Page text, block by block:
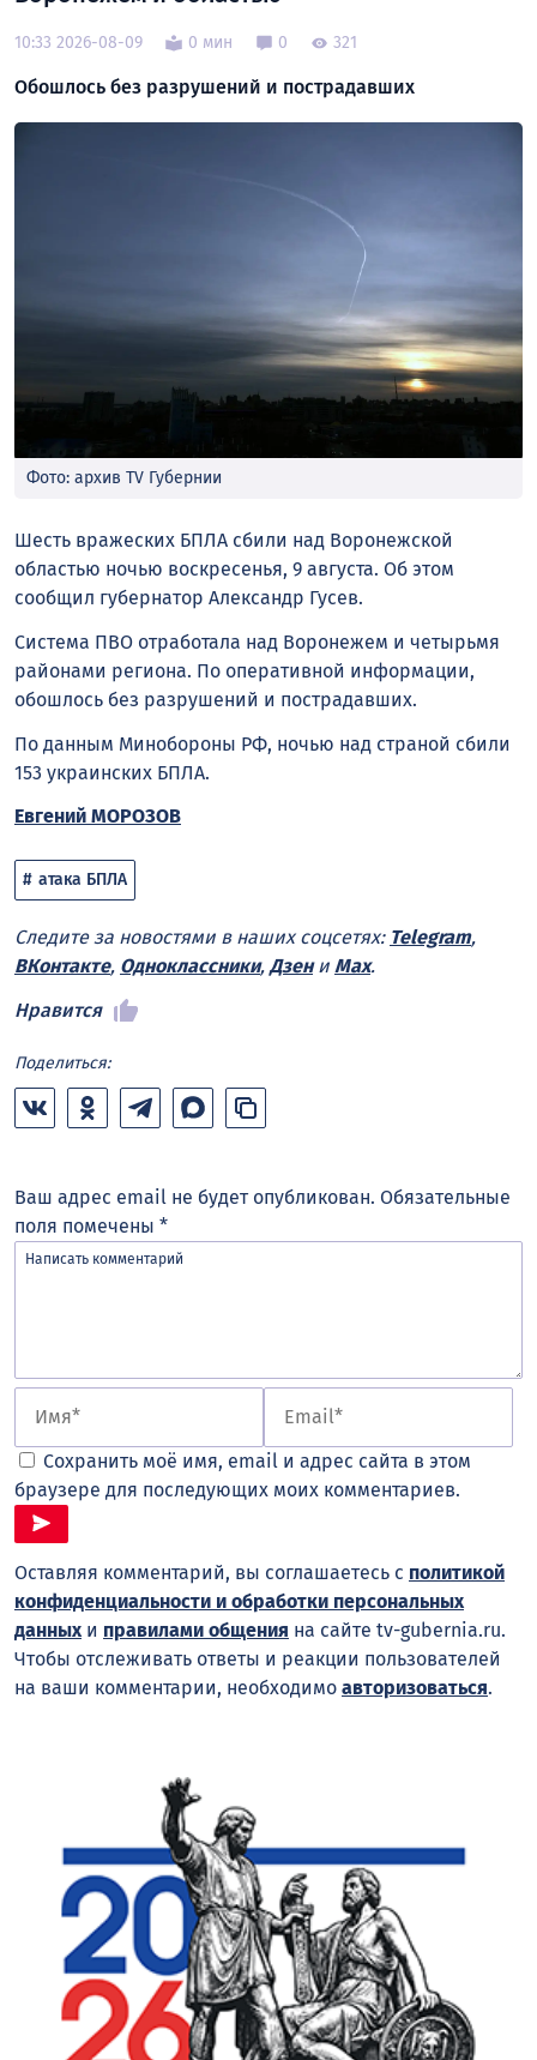
10:33 2026-08-09 0 мин 0 321
Обошлось без разрушений и пострадавших
Фото: архив TV Губернии
Шесть вражеских БПЛА сбили над Воронежской
областью ночью воскресенья, 9 августа. Об этом
сообщил губернатор Александр Гусев.
Система ПВО отработала над Воронежем и четырьмя
районами региона. По оперативной информации,
обошлось без разрушений и пострадавших.
По данным Минобороны РФ, ночью над страной сбили
153 украинских БПЛА.
Евгений МОРОЗОВ
атака БПЛА
Следите за новостями в наших соцсетях: Telegram,
ВКонтакте, Одноклассники, Дзени Max.
Нравится
Поделиться:
Ваш адрес email не будет опубликован. Обязательные
поля помечены *
Сохранить моё имя, email и адрес сайта в этом
браузере для последующих моих комментариев.
Оставляя комментарий, вы соглашаетесь с политикой
конфиденциальности и обработки персональных
данных и правилами общения на сайте tv-gubernia.ru.
Чтобы отслеживать ответы и реакции пользователей
на ваши комментарии, необходимо авторизоваться.